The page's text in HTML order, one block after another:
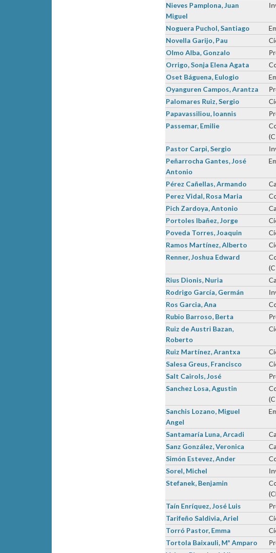
Nieves Pamplona, Juan
Miguel
Noguera Puchol, Santiago
Novella Garijo, Pau
Olmo Alba, Gonzalo
Orrigo, Sonja Elena Agata
Oset Báguena, Eulogio
Oyanguren Campos, Arantza
Palomares Ruiz, Sergio
Papavassiliou, Ioannis
Passemar, Emilie
Pastor Carpi, Sergio
Peñarrocha Gantes, José
Antonio
Pérez Cañellas, Armando
Perez Vidal, Rosa Maria
Pich Zardoya, Antonio
Portoles Ibañez, Jorge
Poveda Torres, Joaquin
Ramos Martínez, Alberto
Renner, Joshua Edward
Rius Dionis, Nuria
Rodrigo García, Germán
Ros Garcia, Ana
Rubio Barroso, Berta
Ruiz de Austri Bazan,
Roberto
Ruiz Martínez, Arantxa
Salesa Greus, Francisco
Salt Cairols, José
Sanchez Losa, Agustin
Sanchis Lozano, Miguel
Angel
Santamaría Luna, Arcadi
Sanz González, Veronica
Simón Estevez, Ander
Sorel, Michel
Stefanek, Benjamin
Taín Enríquez, José Luis
Tarifeño Saldivia, Ariel
Torró Pastor, Emma
Tortola Baixauli, Mª Amparo